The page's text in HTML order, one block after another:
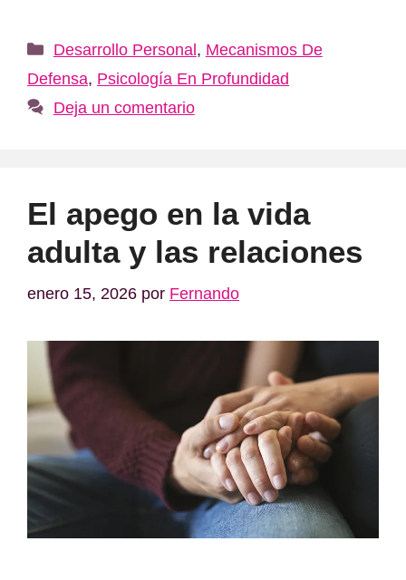
Categorías
Desarrollo Personal, Mecanismos De
Defensa, Psicología En Profundidad
Deja un comentario
El apego en la vida
adulta y las relaciones
enero 15, 2026 por Fernando